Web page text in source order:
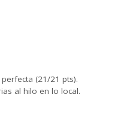
(21/21 pts).
al hilo en lo local.